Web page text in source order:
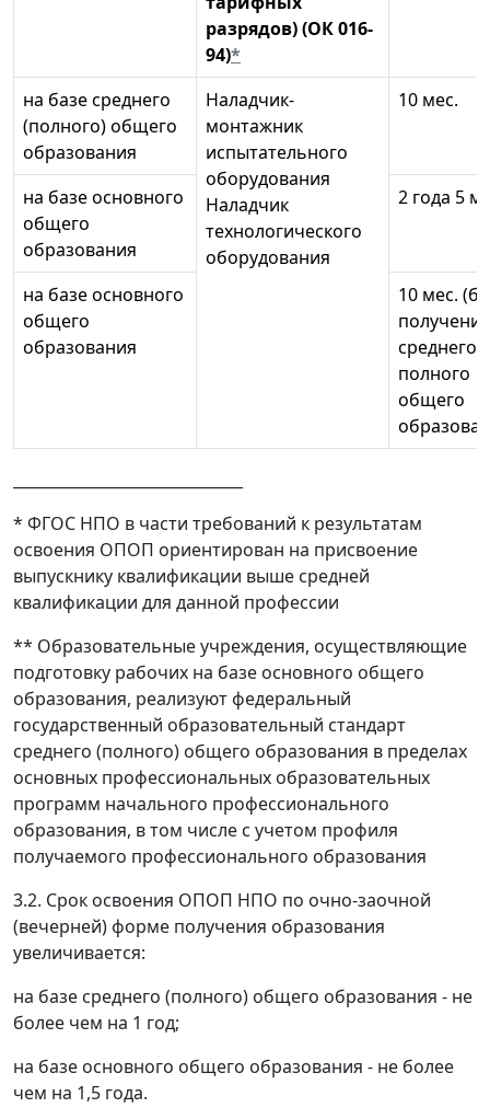
разрядов) (ОК 016-
94)*
на базе среднего
(полного) общего
образования
Наладчик-
монтажник
испытательного
оборудования
Наладчик
технологического
оборудования
10 мес.
на базе основного
общего
образования
2 года 5
на базе основного
общего
образования
10 мес.
получения
среднего
полного
общего
* ФГОС НПО в части требований к результатам
освоения ОПОП ориентирован на присвоение
выпускнику квалификации выше средней
квалификации для данной профессии
** Образовательные учреждения, осуществляющие
подготовку рабочих на базе основного общего
образования, реализуют федеральный
государственный образовательный стандарт
среднего (полного) общего образования в пределах
основных профессиональных образовательных
программ начального профессионального
образования, в том числе с учетом профиля
получаемого профессионального образования
3.2. Срок освоения ОПОП НПО по очно-заочной
(вечерней) форме получения образования
увеличивается:
на базе среднего (полного) общего образования - не
более чем на 1 год;
на базе основного общего образования - не более
чем на 1,5 года.